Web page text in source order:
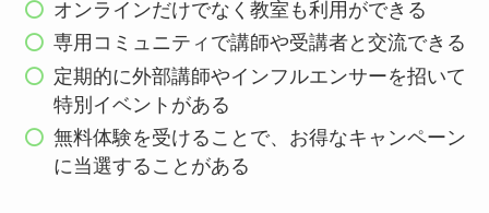
オンラインだけでなく教室も利用ができる
専用コミュニティで講師や受講者と交流できる
定期的に外部講師やインフルエンサーを招いて
特別イベントがある
無料体験を受けることで、お得なキャンペーン
に当選することがある